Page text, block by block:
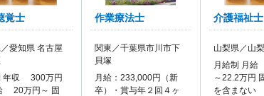
覚士
愛知県 名古屋
年収 300万円
20万円～ 固
作業療法士
関東／千葉県市川市下
貝塚
月給：233,000円（新
卒）・賞与年２回４ヶ
介護福祉士
山梨県／山
月給制 月
～22.2万円
を含まない